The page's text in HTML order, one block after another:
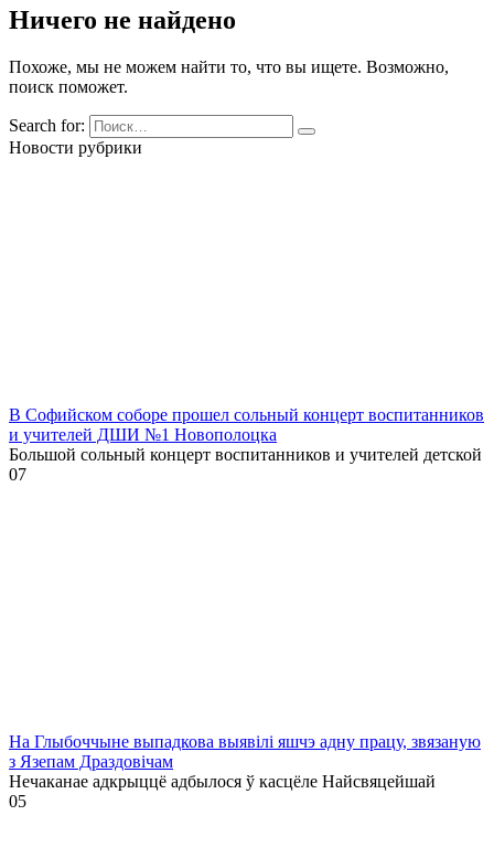
Ничего не найдено
Похоже, мы не можем найти то, что вы ищете. Возможно,
поиск поможет.
Search for:
Новости рубрики
В Софийском соборе прошел сольный концерт воспитанников
и учителей ДШИ №1 Новополоцка
Большой сольный концерт воспитанников и учителей детской
07
На Глыбоччыне выпадкова выявілі яшчэ адну працу, звязаную
з Язепам Драздовічам
Нечаканае адкрыццё адбылося ў касцёле Найсвяцейшай
05